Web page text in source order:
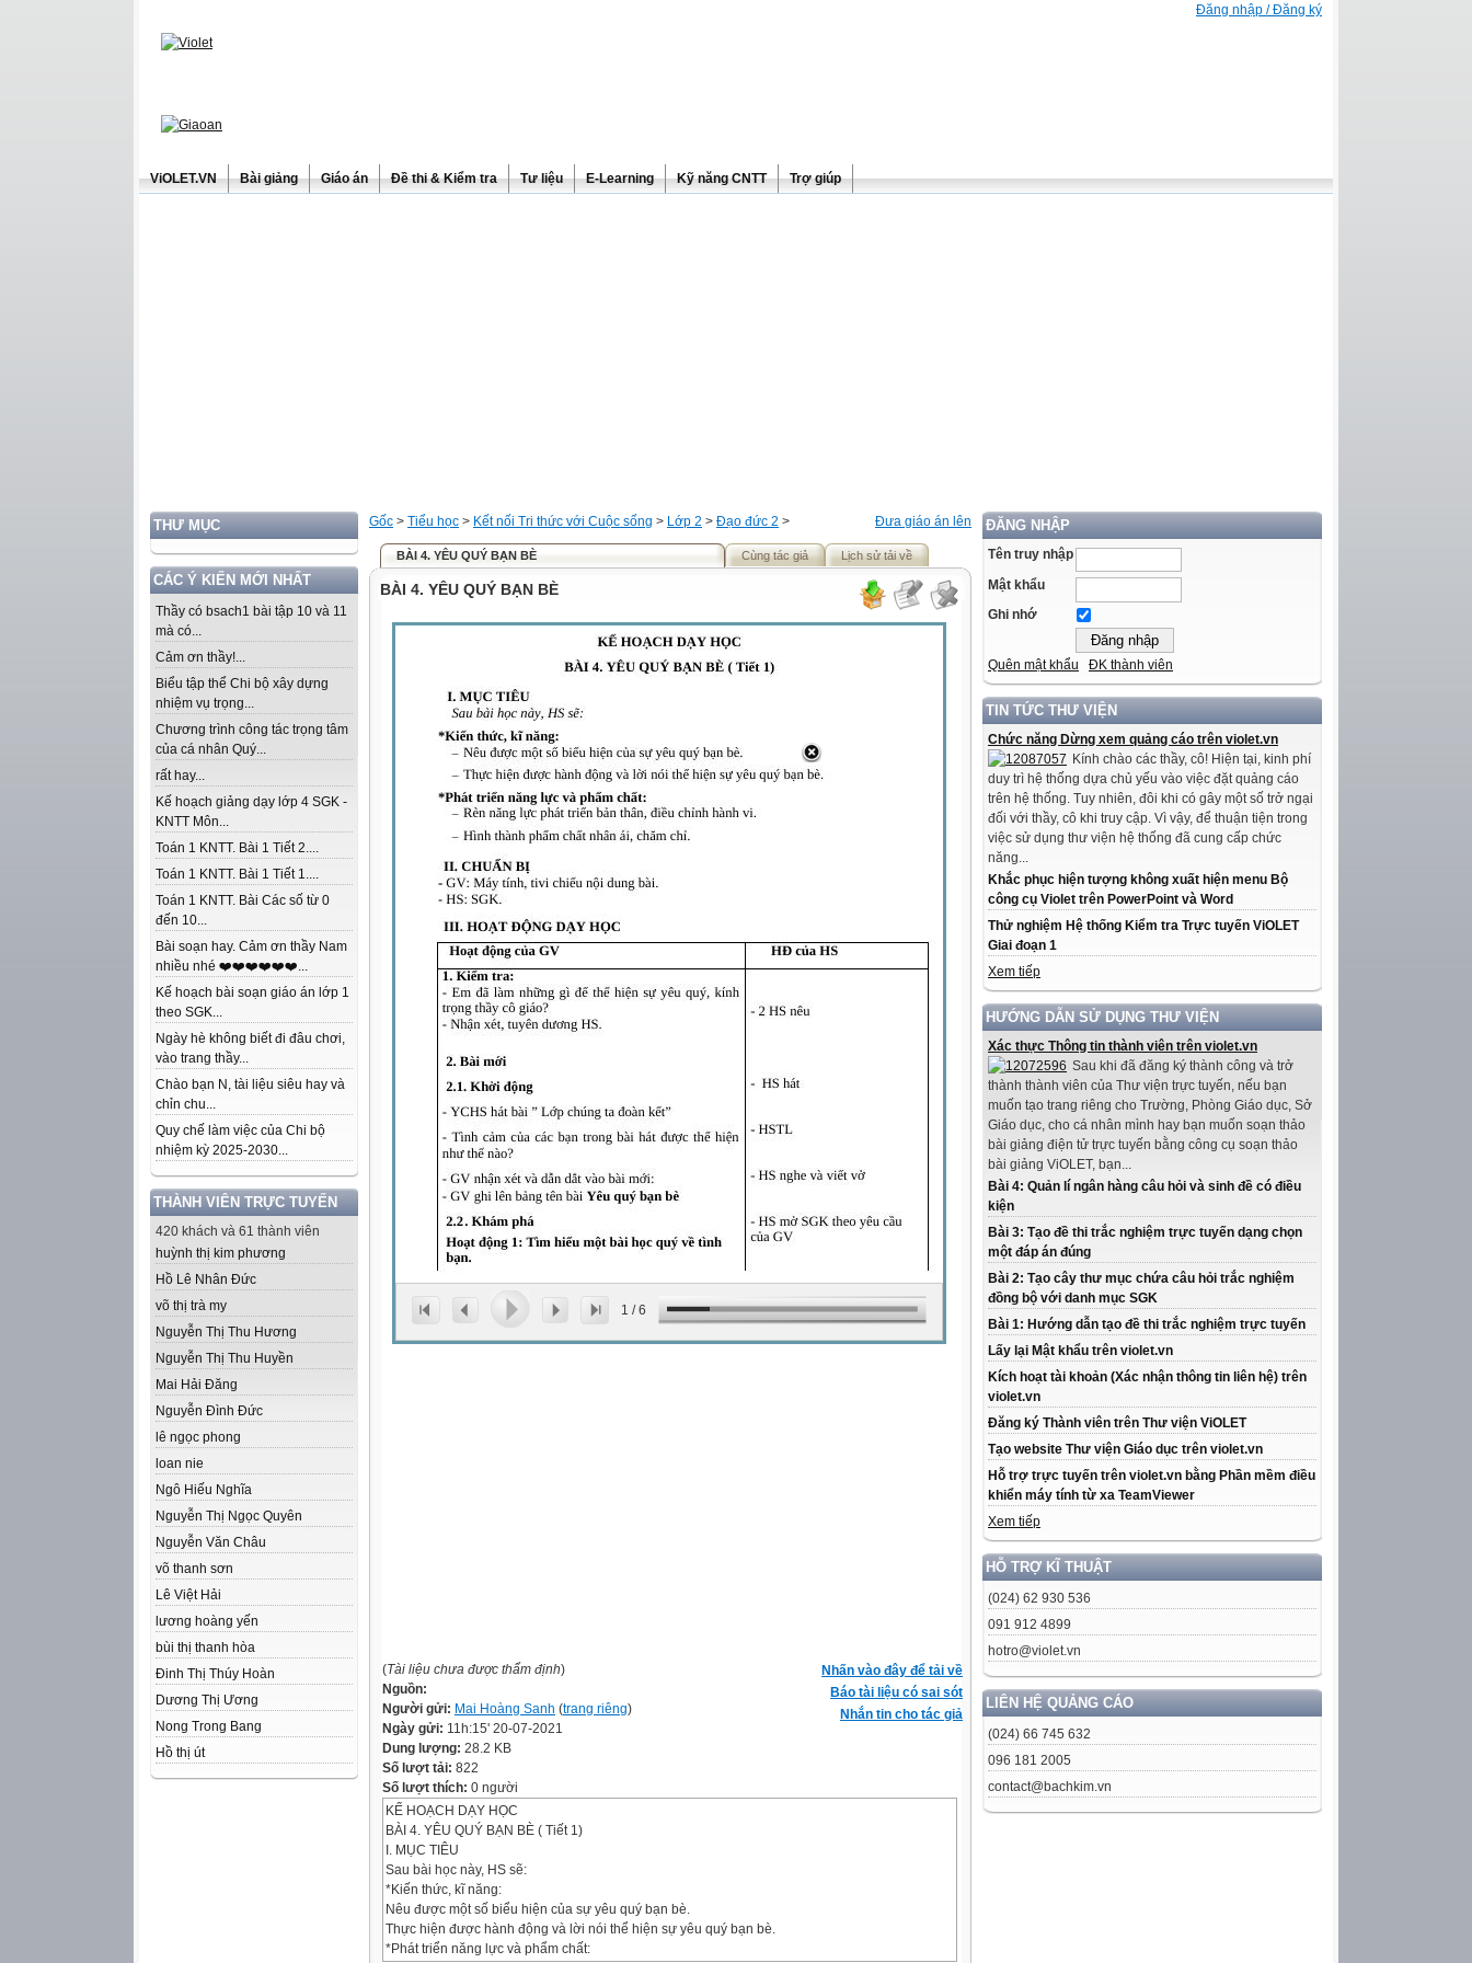
Đăng nhập / Đăng ký
ViOLET.VN Bài giảng Giáo án Đề thi & Kiểm tra Tư liệu E-Learning Kỹ năng CNTT Trợ giúp
THƯ MỤC
CÁC Ý KIẾN MỚI NHẤT
Thầy có bsach1 bài tập 10 và 11
mà có...
Cảm ơn thầy!...
Biểu tập thể Chi bộ xây dựng
nhiệm vụ trọng...
Chương trình công tác trọng tâm
của cá nhân Quý...
rất hay...
Kế hoạch giảng dạy lớp 4 SGK -
KNTT Môn...
Toán 1 KNTT. Bài 1 Tiết 2....
Toán 1 KNTT. Bài 1 Tiết 1....
Toán 1 KNTT. Bài Các số từ 0
đến 10...
Bài soạn hay. Cảm ơn thầy Nam
nhiều nhé ❤️❤️❤️❤️❤️❤️...
Kế hoạch bài soạn giáo án lớp 1
theo SGK...
Ngày hè không biết đi đâu chơi,
vào trang thầy...
Chào bạn N, tài liệu siêu hay và
chỉn chu...
Quy chế làm việc của Chi bộ
nhiệm kỳ 2025-2030...
THÀNH VIÊN TRỰC TUYẾN
420 khách và 61 thành viên
huỳnh thị kim phương
Hồ Lê Nhân Đức
võ thị trà my
Nguyễn Thị Thu Hương
Nguyễn Thị Thu Huyền
Mai Hải Đăng
Nguyễn Đình Đức
lê ngọc phong
loan nie
Ngô Hiếu Nghĩa
Nguyễn Thị Ngọc Quyên
Nguyễn Văn Châu
võ thanh sơn
Lê Việt Hải
lương hoàng yến
bùi thị thanh hòa
Đinh Thị Thúy Hoàn
Dương Thị Ương
Nong Trong Bang
Hồ thị út
ĐĂNG NHẬP
Tên truy nhập
Mật khẩu
Ghi nhớ
Quên mật khẩu ĐK thành viên
TIN TỨC THƯ VIỆN
Chức năng Dừng xem quảng cáo trên violet.vn
Kính chào các thầy, cô! Hiện tại, kinh phí
duy trì hệ thống dựa chủ yếu vào việc đặt quảng cáo
trên hệ thống. Tuy nhiên, đôi khi có gây một số trở ngại
đối với thầy, cô khi truy cập. Vì vậy, để thuận tiện trong
việc sử dụng thư viện hệ thống đã cung cấp chức
năng...
Khắc phục hiện tượng không xuất hiện menu Bộ
công cụ Violet trên PowerPoint và Word
Thử nghiệm Hệ thống Kiểm tra Trực tuyến ViOLET
Giai đoạn 1
Xem tiếp
HƯỚNG DẪN SỬ DỤNG THƯ VIỆN
Xác thực Thông tin thành viên trên violet.vn
Sau khi đã đăng ký thành công và trở
thành thành viên của Thư viện trực tuyến, nếu bạn
muốn tạo trang riêng cho Trường, Phòng Giáo dục, Sở
Giáo dục, cho cá nhân mình hay bạn muốn soạn thảo
bài giảng điện tử trực tuyến bằng công cụ soạn thảo
bài giảng ViOLET, bạn...
Bài 4: Quản lí ngân hàng câu hỏi và sinh đề có điều
kiện
Bài 3: Tạo đề thi trắc nghiệm trực tuyến dạng chọn
một đáp án đúng
Bài 2: Tạo cây thư mục chứa câu hỏi trắc nghiệm
đồng bộ với danh mục SGK
Bài 1: Hướng dẫn tạo đề thi trắc nghiệm trực tuyến
Lấy lại Mật khẩu trên violet.vn
Kích hoạt tài khoản (Xác nhận thông tin liên hệ) trên
violet.vn
Đăng ký Thành viên trên Thư viện ViOLET
Tạo website Thư viện Giáo dục trên violet.vn
Hỗ trợ trực tuyến trên violet.vn bằng Phần mềm điều
khiển máy tính từ xa TeamViewer
Xem tiếp
HỖ TRỢ KĨ THUẬT
(024) 62 930 536
091 912 4899
hotro@violet.vn
LIÊN HỆ QUẢNG CÁO
(024) 66 745 632
096 181 2005
contact@bachkim.vn
Đưa giáo án lên
Gốc > Tiểu học > Kết nối Tri thức với Cuộc sống > Lớp 2 > Đạo đức 2 >
BÀI 4. YÊU QUÝ BẠN BÈ Cùng tác giả Lịch sử tải về
BÀI 4. YÊU QUÝ BẠN BÈ
1 /6
Nhấn vào đây để tải về
Báo tài liệu có sai sót
Nhắn tin cho tác giả
(Tài liệu chưa được thẩm định)
Nguồn:
Người gửi: Mai Hoàng Sanh (trang riêng)
Ngày gửi: 11h:15' 20-07-2021
Dung lượng: 28.2 KB
Số lượt tải: 822
Số lượt thích: 0 người
KẾ HOẠCH DẠY HỌC
BÀI 4. YÊU QUÝ BẠN BÈ ( Tiết 1)
I. MỤC TIÊU
Sau bài học này, HS sẽ:
*Kiến thức, kĩ năng:
Nêu được một số biểu hiện của sự yêu quý bạn bè.
Thực hiện được hành động và lời nói thể hiện sự yêu quý bạn bè.
*Phát triển năng lực và phẩm chất: